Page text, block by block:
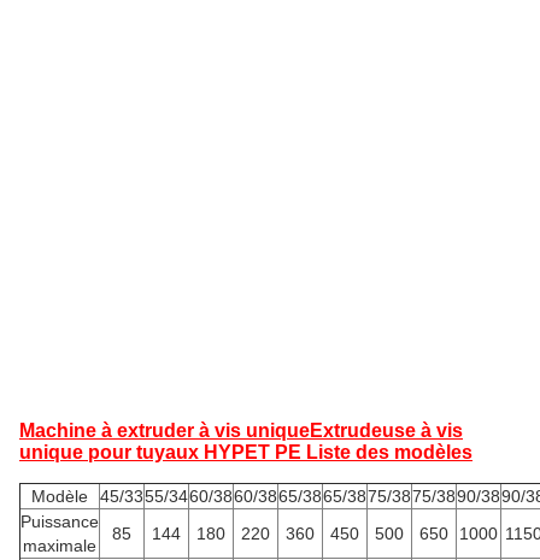
Machine à extruder à vis uniqueExtrudeuse à vis
unique pour tuyaux HYPET PE Liste des modèles
Modèle 45/3355/3460/3860/3865/3865/3875/3875/3890/3890/
Puissance
maximale
85 144 180 220 360 450 500 650 1000